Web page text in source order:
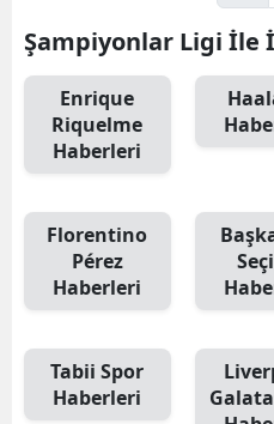
Şampiyonlar Ligi İle
Enrique
Riquelme
Haberleri
Florentino
Pérez
Haberleri
Tabii Spor
Haberleri